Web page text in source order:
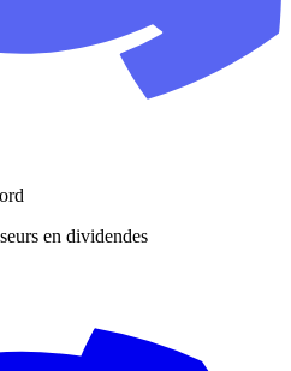
en dividendes